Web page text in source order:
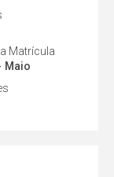
Matrícula
Maio